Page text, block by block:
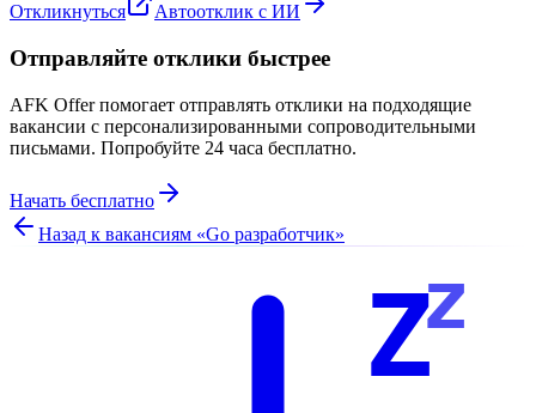
Откликнуться Автоотклик с ИИ
Отправляйте отклики быстрее
AFK Offer помогает отправлять отклики на подходящие
вакансии с персонализированными сопроводительными
письмами. Попробуйте 24 часа бесплатно.
Начать бесплатно
Назад к вакансиям «Go разработчик»
Zz